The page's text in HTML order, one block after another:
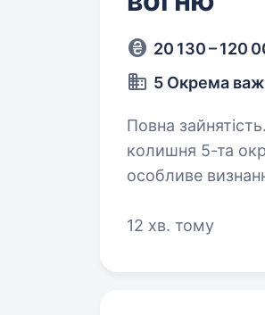
20 130 – 120
5 Окрема
Повна зайнятість. Ми 5-та окрема важка механізована бригада ЗСУ,
колишня 5-та
особливе
12 хв. тому